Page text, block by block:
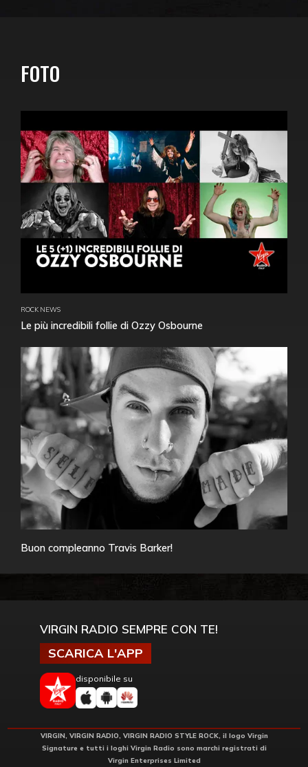
FOTO
ROCK NEWS
Le più incredibili follie di Ozzy Osbourne
Buon compleanno Travis Barker!
VIRGIN RADIO SEMPRE CON TE!
SCARICA L'APP
disponibile su
VIRGIN, VIRGIN RADIO, VIRGIN RADIO STYLE ROCK, il logo Virgin
Signature e tutti i loghi Virgin Radio sono marchi registrati di
Virgin Enterprises Limited